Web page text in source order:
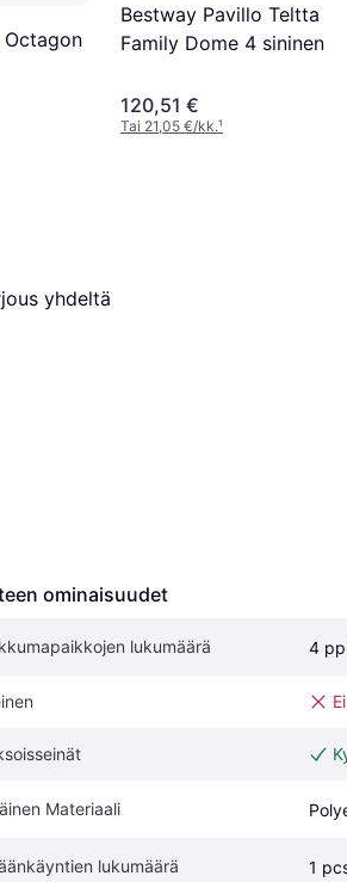
Bestway Pavillo Teltta
Family Dome 4 sininen
120,51 €
Tai 21,05 €/kk.¹
yhdeltä
ominaisuudet
lukumäärä 4
Ei
Materiaali
lukumäärä 1